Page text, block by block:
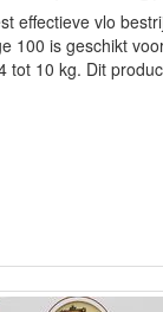
effectieve vlo
100 is geschikt
tot 10 kg. Dit